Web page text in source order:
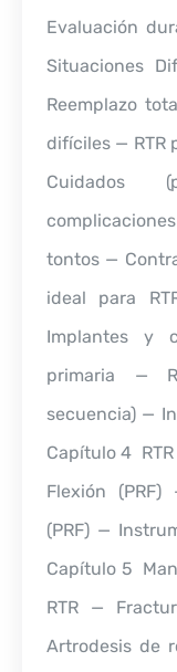
Evaluación
Situaciones
Reemplazo
difíciles — RTR
Cuidados
tontos —
ideal para
Implantes y
primaria —
secuencia) —
Capítulo 4 
Flexión
(PRF) —
Capítulo 5 
RTR —
Artrodesis de